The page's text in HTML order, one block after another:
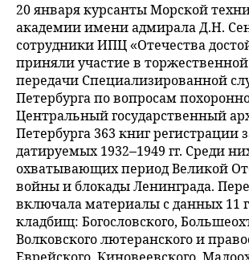
20 января курсанты Морской
академии имени адмирала Д.Н.
сотрудники ИПЦ «Отечества
приняли участие в
передачи Специализированной
Петербурга по вопросам
Центральный государственный
Петербурга 363 книг регистрации
датируемых 1932–1949 гг. Среди
охватывающих период Великой
войны и блокады Ленинграда.
включала материалы с данных 11
кладбищ: Богословского,
Волковского лютеранского и